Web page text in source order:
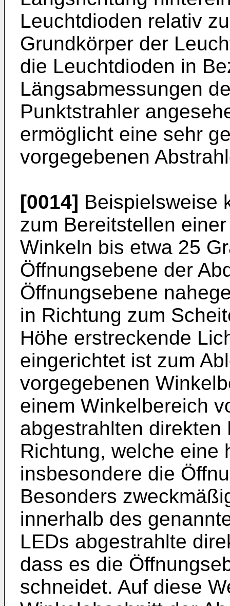
Leuchtdioden relativ
Grundkörper der
die Leuchtdioden in
Längsabmessungen
Punktstrahler
ermöglicht eine sehr
vorgegebenen
[0014] Beispielsweise
zum Bereitstellen
Winkeln bis etwa 25
Öffnungsebene der
Öffnungsebene
in Richtung zum
Höhe erstreckende
eingerichtet ist zum
vorgegebenen
einem Winkelbereich
abgestrahlten
Richtung, welche eine
insbesondere die
Besonders
innerhalb des
LEDs abgestrahlte
dass es die
schneidet. Auf diese